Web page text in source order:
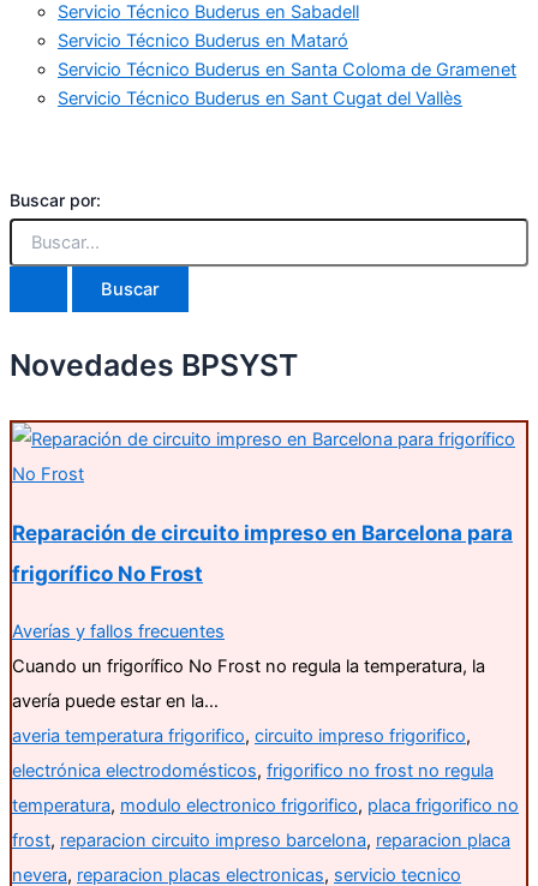
Servicio Técnico Buderus en Sabadell
Servicio Técnico Buderus en Mataró
Servicio Técnico Buderus en Santa Coloma de Gramenet
Servicio Técnico Buderus en Sant Cugat del Vallès
Buscar por:
Novedades BPSYST
Reparación de circuito impreso en Barcelona para
frigorífico No Frost
Averías y fallos frecuentes
Cuando un frigorífico No Frost no regula la temperatura, la
avería puede estar en la…
averia temperatura frigorifico, circuito impreso frigorifico,
electrónica electrodomésticos, frigorifico no frost no regula
temperatura, modulo electronico frigorifico, placa frigorifico no
frost, reparacion circuito impreso barcelona, reparacion placa
nevera, reparacion placas electronicas, servicio tecnico